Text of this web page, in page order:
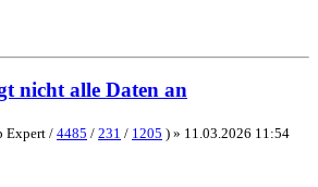
nicht alle Daten an
Expert / 4485 / 231 / 1205 ) » 11.03.2026 11:54